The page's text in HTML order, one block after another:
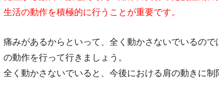
生活の動作を積極的に行うことが重要です。
痛みがあるからといって、全く動かさないでいるの
の動作を行って行きましょう。
全く動かさないでいると、今後における肩の動きに制